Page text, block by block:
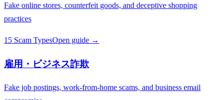
Fake online stores, counterfeit goods, and deceptive shopping
practices
15 Scam TypesOpen guide →
雇用・ビジネス詐欺
Fake job postings, work-from-home scams, and business email